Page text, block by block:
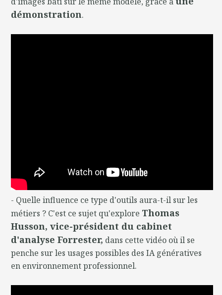
démonstration.
- Quelle influence ce type d'outils aura-t-il sur les
métiers ? C'est ce sujet qu'explore Thomas
Husson, vice-président du cabinet
d'analyse Forrester, dans cette vidéo où il se
penche sur les usages possibles des IA génératives
en environnement professionnel.